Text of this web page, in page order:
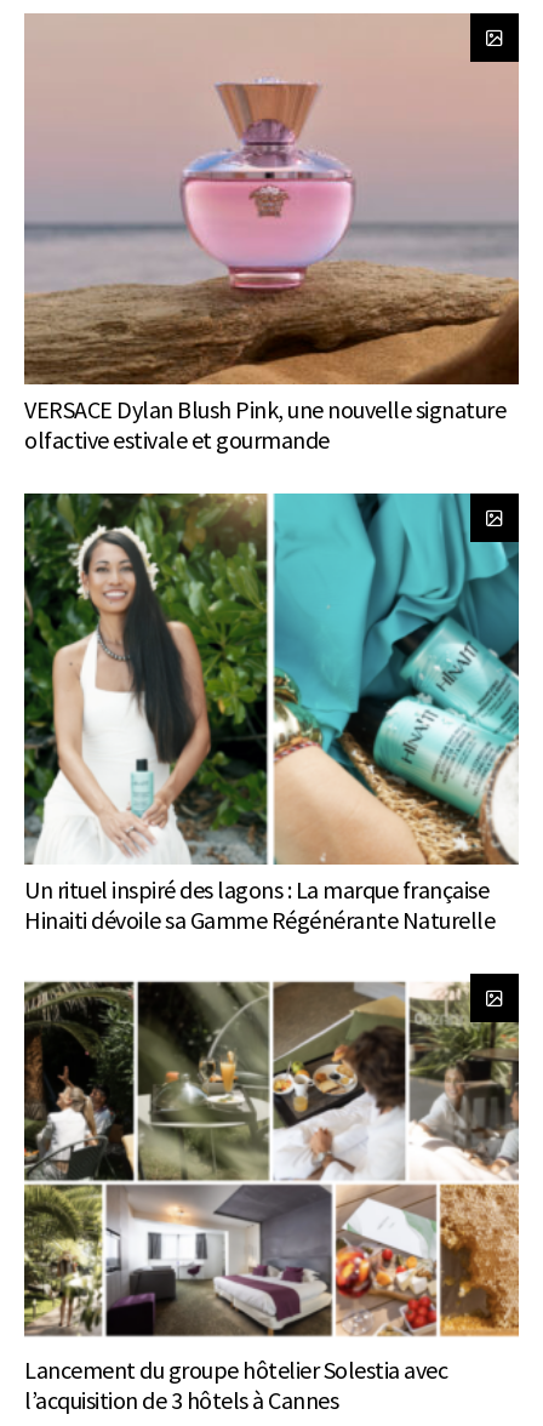
VERSACE Dylan Blush Pink, une nouvelle signature
olfactive estivale et gourmande
Un rituel inspiré des lagons : La marque française
Hinaiti dévoile sa Gamme Régénérante Naturelle
Lancement du groupe hôtelier Solestia avec
l’acquisition de 3 hôtels à Cannes